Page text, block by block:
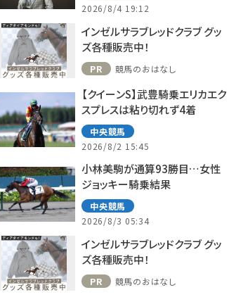
2026/8/4 19:12
インゼルサラブレッドクラブ グッ
ズ各種販売中！
PR 競馬のおはなし
【クイーンS】武豊騎乗エリカエク
スプレスは粘り切れず4着
中央競馬
2026/8/2 15:45
小林美駒が通算93勝目…女性
ジョッキー騎乗結果
中央競馬
2026/8/3 05:34
インゼルサラブレッドクラブ グッ
ズ各種販売中！
PR 競馬のおはなし